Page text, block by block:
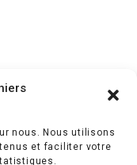
nous. Nous utilisons
et faciliter votre